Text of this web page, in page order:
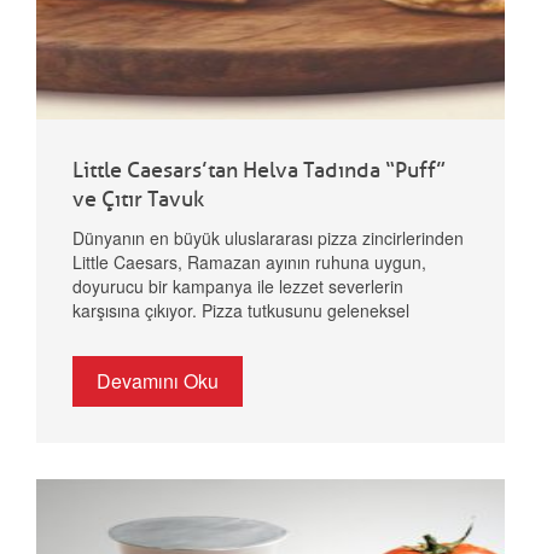
Little Caesars’tan Helva Tadında “Puff”
ve Çıtır Tavuk
Dünyanın en büyük uluslararası pizza zincirlerinden
Little Caesars, Ramazan ayının ruhuna uygun,
doyurucu bir kampanya ile lezzet severlerin
karşısına çıkıyor. Pizza tutkusunu geleneksel
‘Pastırmalı Karışık’, bu yıl iftar sofralarının yıldızı
olmaya aday. Geleneksel Tahin Helvası Modern
"Puff" FormundaLittle Caesars’ın bu yıla özel
Hazırlık aşamasında titizlikle açılan taze hamurlar
doğranmış tahinli helvalar yerleştiriliyor. Bu lezzet
Devamını Oku